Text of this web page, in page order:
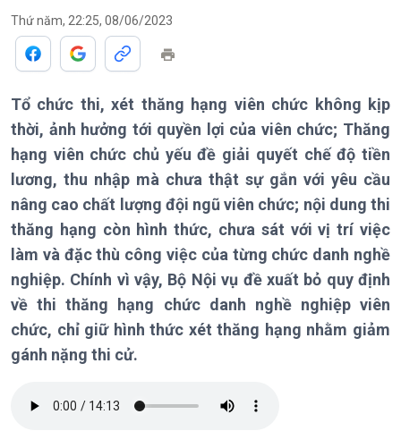
Chính trị
Tin Chính trị
Chính phủ với người dân
Quốc hội với cử tri
Xây dựng đảng
Đảng trong cuộc sống
Nhận diện sự thật
Pháp luật và đời sống
Thế giới
Tin thế giới
Vấn đề quốc tế
Hồ sơ sự kiện quốc tế
Thế giới & Việt Nam
Biên cương - Một dải vững
bền
Kinh tế
Tin Kinh tế
Dòng chảy Kinh tế
Nông nghiệp & Biển đảo
Mùa vàng
Thứ năm, 22:25, 08/06/2023
Tổ chức thi, xét thăng hạng viên chức không kịp
thời, ảnh hưởng tới quyền lợi của viên chức; Thăng
hạng viên chức chủ yếu đề giải quyết chế độ tiền
lương, thu nhập mà chưa thật sự gắn với yêu cầu
nâng cao chất lượng đội ngũ viên chức; nội dung thi
thăng hạng còn hình thức, chưa sát với vị trí việc
làm và đặc thù công việc của từng chức danh nghề
nghiệp. Chính vì vậy, Bộ Nội vụ đề xuất bỏ quy định
về thi thăng hạng chức danh nghề nghiệp viên
chức, chỉ giữ hình thức xét thăng hạng nhằm giảm
gánh nặng thi cử.